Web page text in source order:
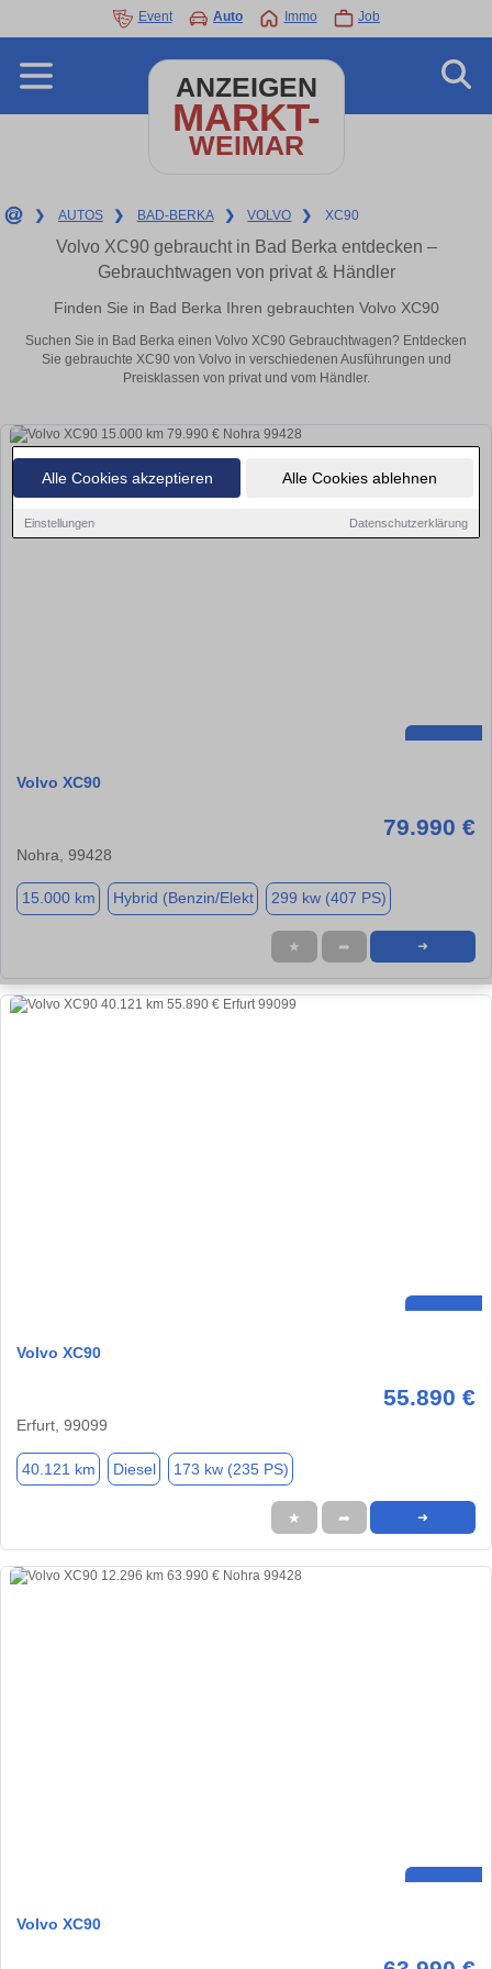
Alle Cookies akzeptieren Alle Cookies ablehnen
Einstellungen Datenschutzerklärung
Event Auto Immo Job
ANZEIGEN
MARKT-
WEIMAR
❯ AUTOS ❯ BAD-BERKA ❯ VOLVO ❯ XC90
Volvo XC90 gebraucht in Bad Berka entdecken –
Gebrauchtwagen von privat & Händler
Finden Sie in Bad Berka Ihren gebrauchten Volvo XC90
Suchen Sie in Bad Berka einen Volvo XC90 Gebrauchtwagen? Entdecken
Sie gebrauchte XC90 von Volvo in verschiedenen Ausführungen und
Preisklassen von privat und vom Händler.
Volvo XC90
79.990 €
Nohra, 99428
15.000 km Hybrid (Benzin/Elekt 299 kw (407 PS)
★ ➦ ➜
Volvo XC90
55.890 €
Erfurt, 99099
40.121 km Diesel 173 kw (235 PS)
★ ➦ ➜
Volvo XC90